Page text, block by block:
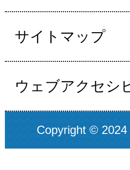
サイトマップ
ウェブアクセシ
Copyright © 2024